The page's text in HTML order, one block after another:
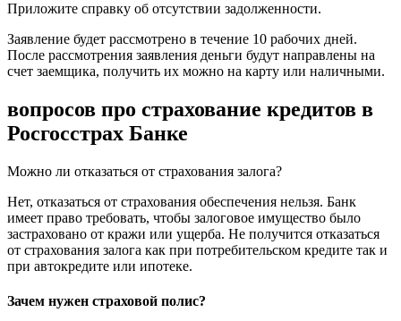
Приложите справку об отсутствии задолженности.
Заявление будет рассмотрено в течение 10 рабочих дней.
После рассмотрения заявления деньги будут направлены на
счет заемщика, получить их можно на карту или наличными.
вопросов про страхование кредитов в
Росгосстрах Банке
Можно ли отказаться от страхования залога?
Нет, отказаться от страхования обеспечения нельзя. Банк
имеет право требовать, чтобы залоговое имущество было
застраховано от кражи или ущерба. Не получится отказаться
от страхования залога как при потребительском кредите так и
при автокредите или ипотеке.
Зачем нужен страховой полис?